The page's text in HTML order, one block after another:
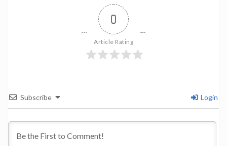
0
Article Rating
Subscribe Login